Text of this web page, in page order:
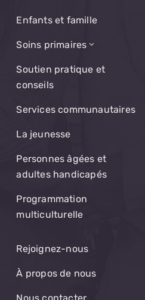
Enfants et famille
Soins primaires
Soutien pratique et
conseils
Services communautaires
La jeunesse
Personnes âgées et
adultes handicapés
Programmation
multiculturelle
Rejoignez-nous
À propos de nous